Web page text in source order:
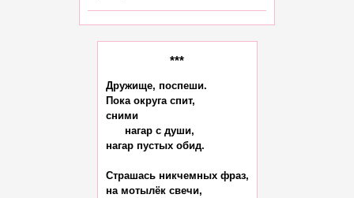
***
Дружище, поспеши.
Пока округа спит,
сними
      нагар с души,
нагар пустых обид.
Страшась никчемных фраз,
на мотылёк свечи,